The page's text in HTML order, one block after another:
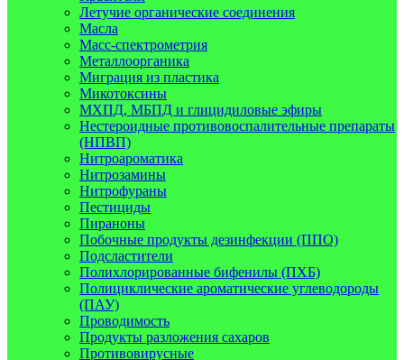
Летучие органические соединения
Масла
Масс-спектрометрия
Металлоорганика
Миграция из пластика
Микотоксины
МХПД, МБПД и глицидиловые эфиры
Нестероидные противовоспалительные препараты
(НПВП)
Нитроароматика
Нитрозамины
Нитрофураны
Пестициды
Пираноны
Побочные продукты дезинфекции (ППО)
Подсластители
Полихлорированные бифенилы (ПХБ)
Полициклические ароматические углеводороды
(ПАУ)
Проводимость
Продукты разложения сахаров
Противовирусные